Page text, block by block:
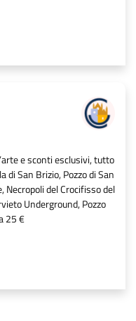
e sconti esclusivi, tutto
di San Brizio, Pozzo di San
Necropoli del Crocifisso del
Underground, Pozzo
25 €